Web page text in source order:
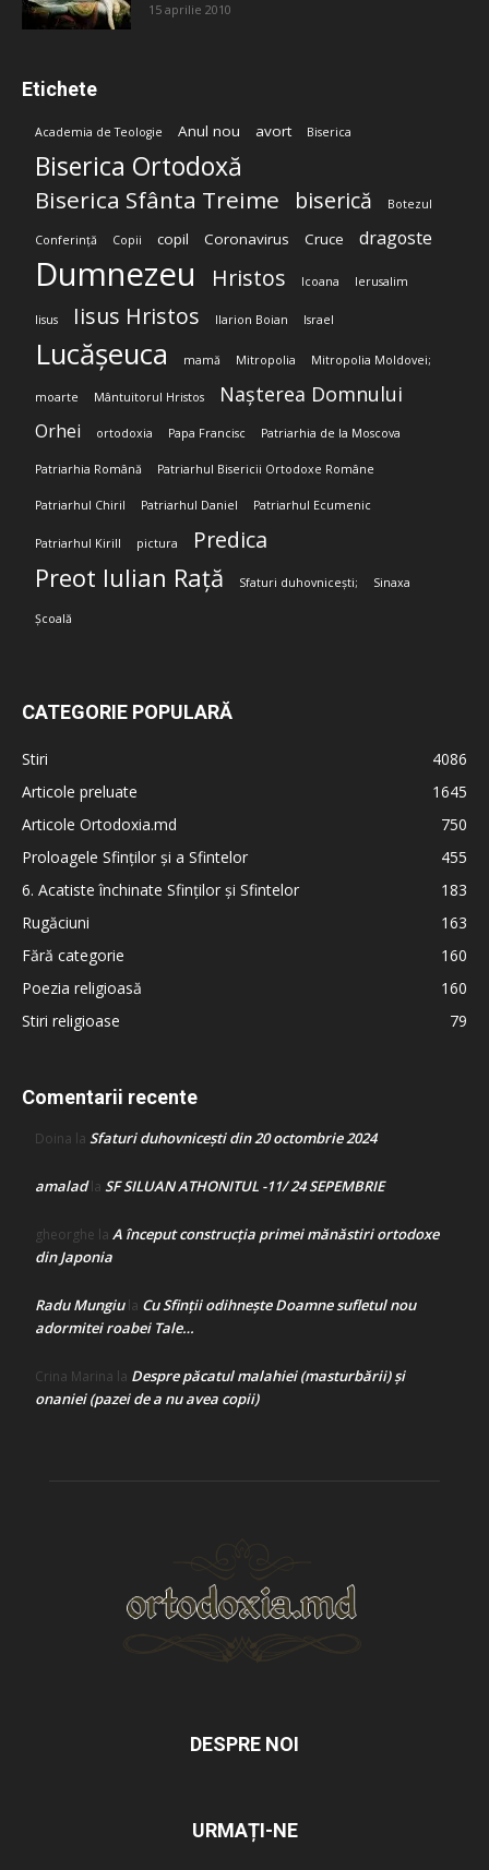
15 aprilie 2010
Etichete
Academia de Teologie Anul nou avort Biserica
Biserica Ortodoxă
Biserica Sfânta Treime biserică Botezul
Conferință Copii copil Coronavirus Cruce dragoste
Dumnezeu Hristos Icoana Ierusalim
Iisus Iisus Hristos Ilarion Boian Israel
Lucășeuca mamă Mitropolia Mitropolia Moldovei;
moarte Mântuitorul Hristos Nașterea Domnului
Orhei ortodoxia Papa Francisc Patriarhia de la Moscova
Patriarhia Română Patriarhul Bisericii Ortodoxe Române
Patriarhul Chiril Patriarhul Daniel Patriarhul Ecumenic
Patriarhul Kirill pictura Predica
Preot Iulian Rață Sfaturi duhovnicești; Sinaxa
Școală
CATEGORIE POPULARĂ
Stiri
4086
Articole preluate
1645
Articole Ortodoxia.md
750
Proloagele Sfinților și a Sfintelor
455
6. Acatiste închinate Sfinților și Sfintelor
183
Rugăciuni
163
Fără categorie
160
Poezia religioasă
160
Stiri religioase
79
Comentarii recente
Doina la Sfaturi duhovnicești din 20 octombrie 2024
amaladla SF SILUAN ATHONITUL -11/ 24 SEPEMBRIE
gheorghe la A început construcţia primei mănăstiri ortodoxe
din Japonia
Radu Mungiula Cu Sfinții odihnește Doamne sufletul nou
adormitei roabei Tale…
Crina Marina la Despre păcatul malahiei (masturbării) şi
onaniei (pazei de a nu avea copii)
DESPRE NOI
URMAȚI-NE